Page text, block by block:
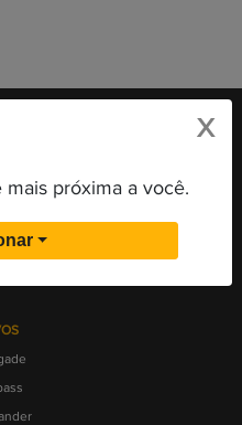
X
próxima a você.